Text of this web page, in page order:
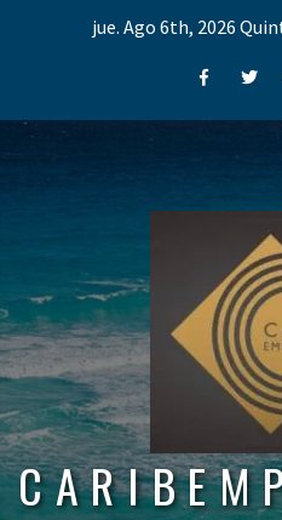
jue. Ago 6th, 2026
Facebook